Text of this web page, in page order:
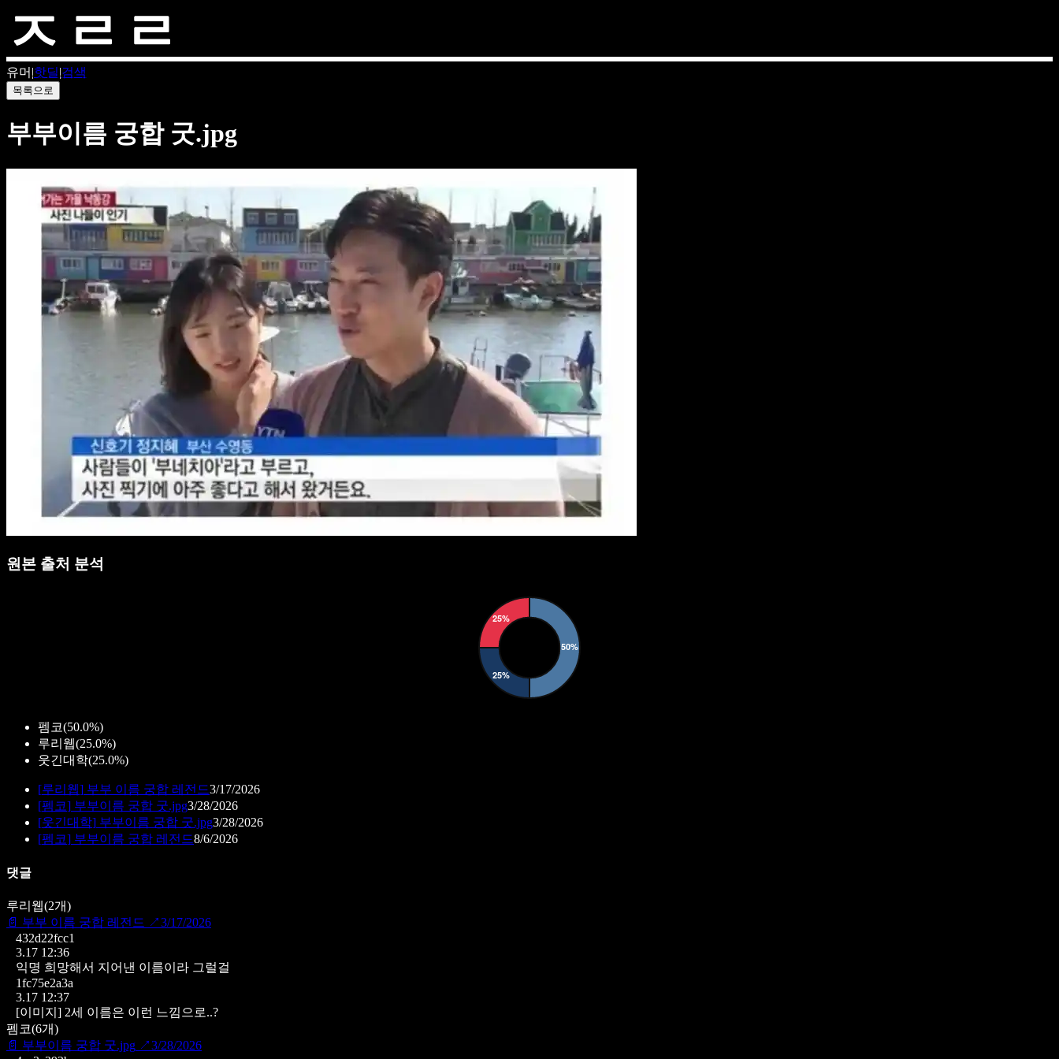
유머 |핫딜|검색
목록으로
부부이름 궁합 굿.jpg
원본 출처 분석
펨코(50.0%)
루리웹(25.0%)
웃긴대학(25.0%)
[루리웹] 부부 이름 궁합 레전드3/17/2026
[펨코] 부부이름 궁합 굿.jpg3/28/2026
[웃긴대학] 부부이름 궁합 굿.jpg3/28/2026
[펨코] 부부이름 궁합 레전드8/6/2026
댓글
루리웹(2개)
📄 부부 이름 궁합 레전드 ↗3/17/2026
432d22fcc1
3.17 12:36
익명 희망해서 지어낸 이름이라 그럴걸
1fc75e2a3a
3.17 12:37
[이미지] 2세 이름은 이런 느낌으로..?
펨코(6개)
📄 부부이름 궁합 굿.jpg ↗3/28/2026